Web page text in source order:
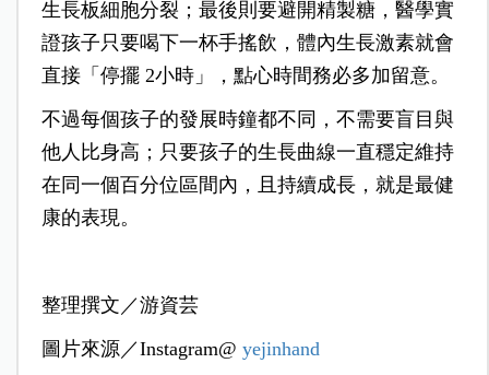
生長板細胞分裂；最後則要避開精製糖，醫學實
證孩子只要喝下一杯手搖飲，體內生長激素就會
直接「停擺 2小時」，點心時間務必多加留意。
不過每個孩子的發展時鐘都不同，不需要盲目與
他人比身高；只要孩子的生長曲線一直穩定維持
在同一個百分位區間內，且持續成長，就是最健
康的表現。
整理撰文／游資芸
圖片來源／Instagram@ yejinhand